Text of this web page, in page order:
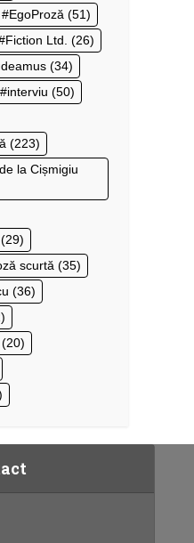
EgoProză (51)
Fiction Ltd. (26)
(34)
interviu (50)
(223)
la Cișmigiu
(29)
scurtă (35)
(36)
(20)